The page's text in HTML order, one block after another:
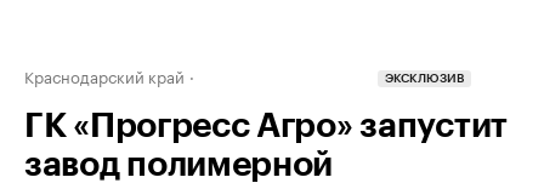
Краснодарский край ЭКСКЛЮЗИВ
ГК «Прогресс Агро» запустит
завод полимерной